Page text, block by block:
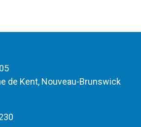
de Kent, Nouveau-Brunswick